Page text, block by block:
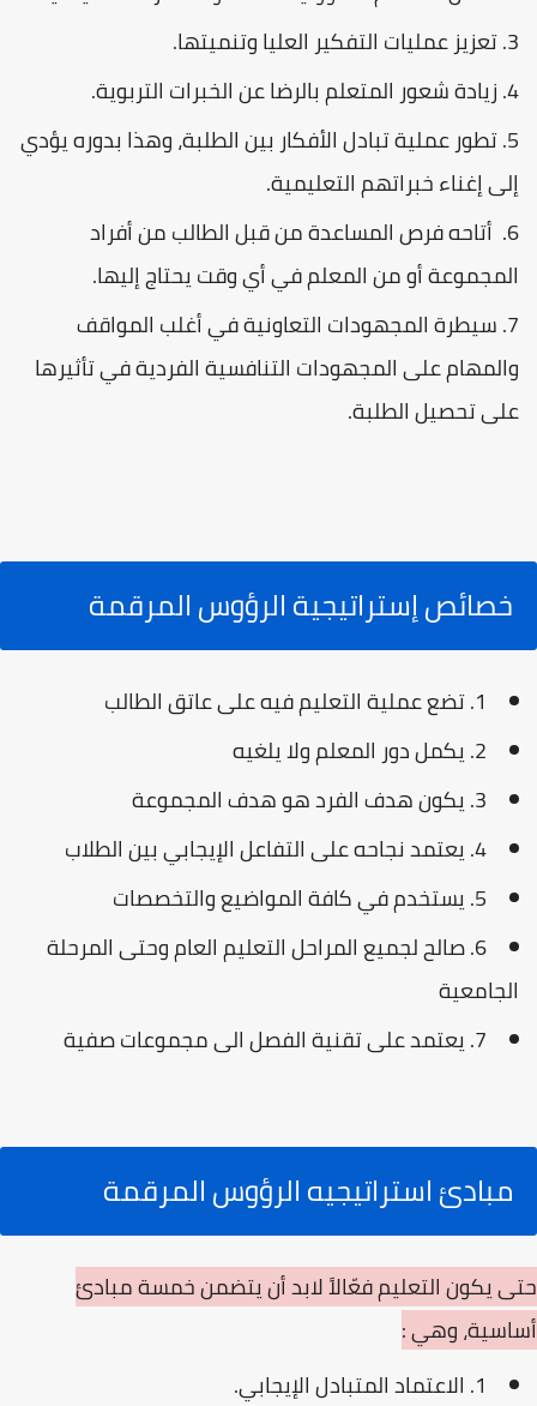
تعزيز عمليات التفكير العليا وتنميتها.
زيادة شعور المتعلم بالرضا عن الخبرات التربوية.
تطور عملية تبادل الأفكار بين الطلبة، وهذا بدوره يؤدي
إلى إغناء خبراتهم التعليمية.
أتاحه فرص المساعدة من قبل الطالب من أفراد
المجموعة أو من المعلم في أي وقت يحتاج إليها.
سيطرة المجهودات التعاونية في أغلب المواقف
والمهام على المجهودات التنافسية الفردية في تأثيرها
على تحصيل الطلبة.
خصائص إستراتيجية الرؤوس المرقمة
1. تضع عملية التعليم فيه على عاتق الطالب
2. يكمل دور المعلم ولا يلغيه
3. يكون هدف الفرد هو هدف المجموعة
4. يعتمد نجاحه على التفاعل الإيجابي بين الطلاب
5. يستخدم في كافة المواضيع والتخصصات
6. صالح لجميع المراحل التعليم العام وحتى المرحلة
الجامعية
7. يعتمد على تقنية الفصل الى مجموعات صفية
مبادئ استراتيجيه الرؤوس المرقمة
حتى يكون التعليم فعّالاً لابد أن يتضمن خمسة مبادئ
أساسية، وهي :
1. الاعتماد المتبادل الإيجابي.